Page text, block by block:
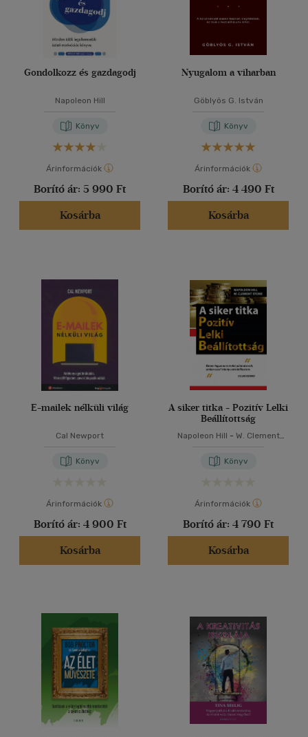
Gondolkozz és gazdagodj
Napoleon Hill
Könyv
Árinformációk
Borító ár: 5 990 Ft
Kosárba
Nyugalom a viharban
Göblyös G. István
Könyv
Árinformációk
Borító ár: 4 490 Ft
Kosárba
E-mailek nélküli világ
Cal Newport
Könyv
Árinformációk
Borító ár: 4 900 Ft
Kosárba
A siker titka - Pozitív Lelki
Beállítottság
Napoleon Hill - W. Clement
Könyv
Árinformációk
Borító ár: 4 790 Ft
Kosárba